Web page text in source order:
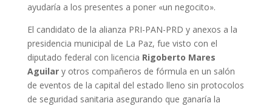
ayudaría a los presentes a poner «un negocito».
El candidato de la alianza PRI-PAN-PRD y anexos a la
presidencia municipal de La Paz, fue visto con el
diputado federal con licencia Rigoberto Mares
Aguilar y otros compañeros de fórmula en un salón
de eventos de la capital del estado lleno sin protocolos
de seguridad sanitaria asegurando que ganaría la